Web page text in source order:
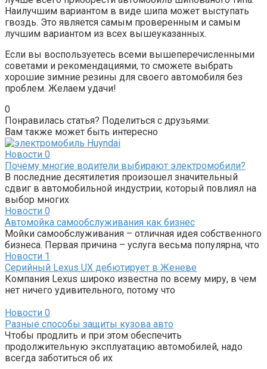
Наилучшим вариантом в виде шипа может выступать
гвоздь. Это является самым проверенным и самым
лучшим вариантом из всех вышеуказанных.
Если вы воспользуетесь всеми вышеперечисленными
советами и рекомендациями, то сможете выбрать
хорошие зимние резины для своего автомобиля без
проблем. Желаем удачи!
0
Понравилась статья? Поделиться с друзьями:
Вам также может быть интересно
Новости 0
Почему многие водители выбирают электромобили?
В последние десятилетия произошел значительный
сдвиг в автомобильной индустрии, который повлиял на
выбор многих
Новости 0
Автомойка самообслуживания как бизнес
Мойки самообслуживания – отличная идея собственного
бизнеса. Первая причина – услуга весьма популярна, что
Новости 1
Серийный Lexus UX дебютирует в Женеве
Компания Lexus широко известна по всему миру, в чем
нет ничего удивительного, потому что
Новости 0
Разные способы защиты кузова авто
Чтобы продлить и при этом обеспечить
продолжительную эксплуатацию автомобилей, надо
всегда заботиться об их